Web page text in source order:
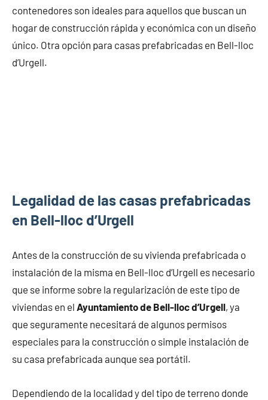
contenedores son ideales para aquellos que buscan un
hogar de construcción rápida y económica con un diseño
único. Otra opción para casas prefabricadas en Bell-lloc
d’Urgell.
Legalidad de las casas prefabricadas
en Bell-lloc d’Urgell
Antes de la construcción de su vivienda prefabricada o
instalación de la misma en Bell-lloc d’Urgell es necesario
que se informe sobre la regularización de este tipo de
viviendas en el Ayuntamiento de Bell-lloc d’Urgell, ya
que seguramente necesitará de algunos permisos
especiales para la construcción o simple instalación de
su casa prefabricada aunque sea portátil.
Dependiendo de la localidad y del tipo de terreno donde